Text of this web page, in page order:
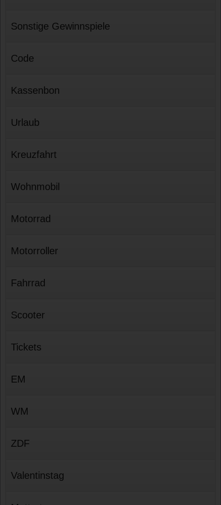
Sonstige Gewinnspiele
Code
Kassenbon
Urlaub
Kreuzfahrt
Wohnmobil
Motorrad
Motorroller
Fahrrad
Scooter
Tickets
EM
WM
ZDF
Valentinstag